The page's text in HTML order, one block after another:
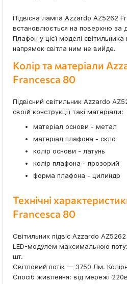
Підвісна лампа Azzardo AZ5262
встановлюється на поверхню за
Плафон у цієї моделі
напрямок світла ним не вийде.
Колір та матеріали
Francesca 80
Підвісний світильник Azzardo
своїй конструкції такі матеріали:
матеріал основи - метал
матеріал плафона - скло
колір основи - латунь
колір плафона - прозорий
форма плафона - цилиндр
Технічні
Francesca 80
Світильник підвіс Azzardo
LED-модулем максимальною
шт.
Світловий потік — 3750 Лм.
Спосіб живлення: від мережі